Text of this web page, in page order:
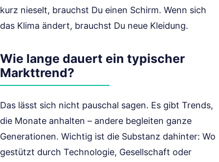
kurz nieselt, brauchst Du einen Schirm. Wenn sich
das Klima ändert, brauchst Du neue Kleidung.
Wie lange dauert ein typischer
Markttrend?
Das lässt sich nicht pauschal sagen. Es gibt Trends,
die Monate anhalten – andere begleiten ganze
Generationen. Wichtig ist die Substanz dahinter: Wo
gestützt durch Technologie, Gesellschaft oder